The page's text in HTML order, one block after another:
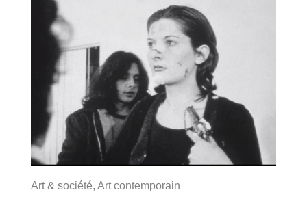
Art & société, Art contemporain